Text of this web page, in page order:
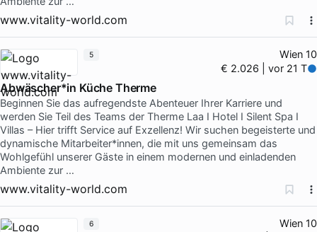
www.vitality-world.com
Wien 10
€ 2.026 | vor 21 T
Abwäscher*in Küche Therme
Beginnen Sie das aufregendste Abenteuer Ihrer Karriere und
werden Sie Teil des Teams der Therme Laa I Hotel I Silent Spa I
Villas – Hier trifft Service auf Exzellenz! Wir suchen begeisterte und
dynamische Mitarbeiter*innen, die mit uns gemeinsam das
Wohlgefühl unserer Gäste in einem modernen und einladenden
Ambiente zur …
www.vitality-world.com
5
Wien 10
6